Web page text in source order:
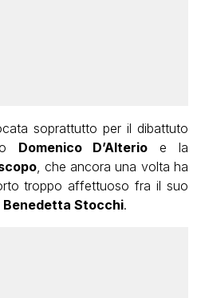
soprattutto per il dibattuto
Domenico D’Alterio e la
, che ancora una volta ha
troppo affettuoso fra il suo
Benedetta Stocchi.